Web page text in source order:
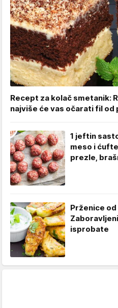
Recept za kolač smetanik:
najviše će vas očarati fil od
1 jeftin
meso i
prezle,
Prženice
isprobate